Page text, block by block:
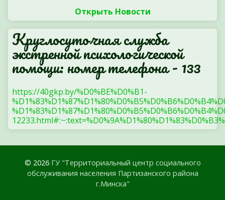
Открыть Новости
Круглосуточная служба
экстренной психологической
помощи: номер телефона - 133
https://40gkp.by/%D0%BE%D0%B1-
© 2026 ГУ "Территориальный центр социального
обслуживания населения Партизанского района
г.Минска"